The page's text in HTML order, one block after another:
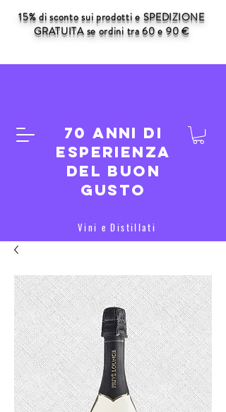
15% di sconto sui prodotti e SPEDIZIONE
GRATUITA se ordini tra 60 e 90 €
70 anni di
esperienza
del buon
gusto
Vini e Distillati